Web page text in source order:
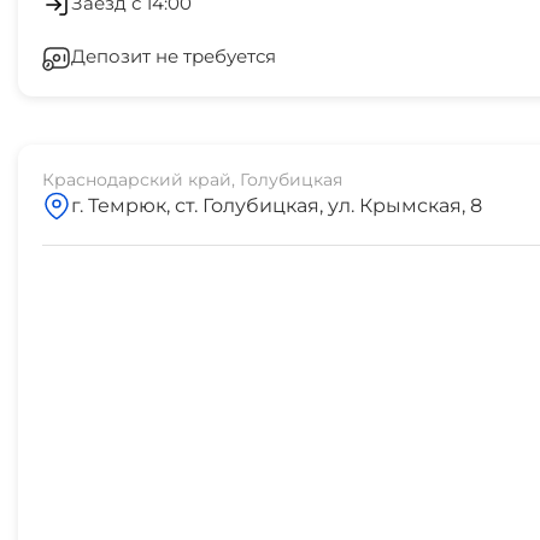
5 мин
СВЧ
Депозит не требуется
Краснодарский край, Голубицкая
г. Темрюк, ст. Голубицкая, ул. Крымская, 8